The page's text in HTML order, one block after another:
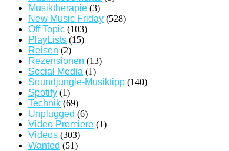
Musiktherapie (3)
New Music Friday (528)
Off Topic (103)
PlayLists (15)
Reisen (2)
Rezensionen (13)
Social Media (1)
Soundjungle-Musiktipp (140)
Spotify (1)
Technik (69)
Unplugged (6)
Video Premiere (1)
Videos (303)
Wanted (51)